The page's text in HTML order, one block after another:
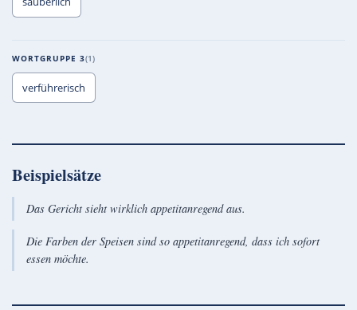
WORTGRUPPE 3 1
verführerisch
Beispielsätze
Das Gericht sieht wirklich appetitanregend aus.
Die Farben der Speisen sind so appetitanregend, dass ich sofort
essen möchte.